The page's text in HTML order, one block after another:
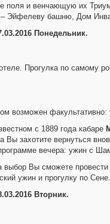
поля и венчающую их
– Эйфелеву башню, Дом
Понедельник.
Прогулка по самому
возможен
с 1889 года кабаре
Вы захотите вернуться
вечера: ужин с
выбор Вы сможете провести
ужин и прогулку по
Вторник.